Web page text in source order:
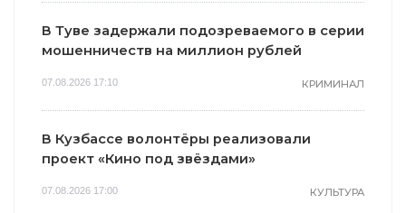
В Туве задержали подозреваемого в серии
мошенничеств на миллион рублей
07.08.2026 17:10 КРИМИНАЛ
В Кузбассе волонтёры реализовали
проект «Кино под звёздами»
07.08.2026 17:00 КУЛЬТУРА